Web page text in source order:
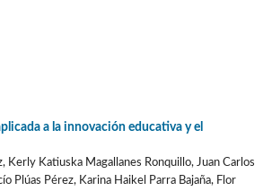
a la innovación educativa y el
Kerly Katiuska Magallanes Ronquillo, Juan Carlos
Plúas Pérez, Karina Haikel Parra Bajaña, Flor